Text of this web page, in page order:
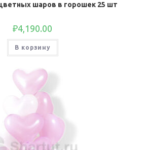
шаров в горошек 25 шт
₽4,190.00
В корзину